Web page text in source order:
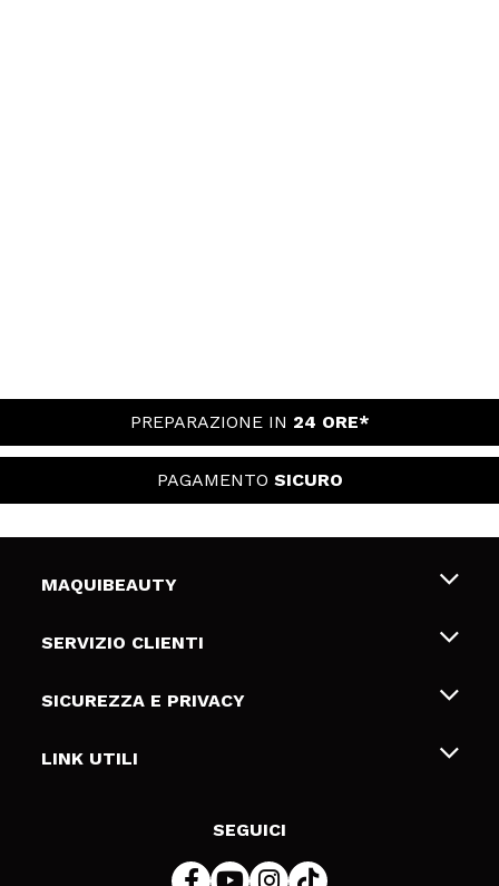
PREPARAZIONE IN 24 ORE*
PAGAMENTO SICURO
MAQUIBEAUTY
Chi siamo
Gift Cards
SERVIZIO CLIENTI
Spedizioni & Resi
Metodi di pagamamento
SICUREZZA E PRIVACY
Termini e condizioni
LINK UTILI
SEGUICI